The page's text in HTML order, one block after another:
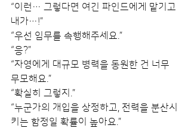
“이런… 그렇다면 여긴 파인드에게 맡기고
내가…!”
“우선 임무를 속행해주세요.”
“응?”
“자영에게 대규모 병력을 동원한 건 너무
무모해요.”
“확실히 그렇지.”
“누군가의 개입을 상정하고, 전력을 분산시
키는 함정일 확률이 높아요.”